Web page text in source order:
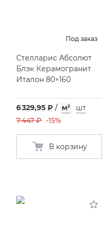
Под заказ
Стелларис Абсолют
Блэк Керамогранит
Италон 80×160
6 329,95 ₽ / м²
шт
7 447 ₽ -15%
В корзину